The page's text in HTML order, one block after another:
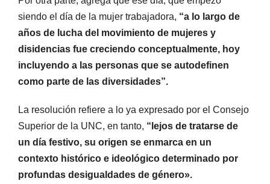
siendo el día de la mujer trabajadora, “a lo largo de
años de lucha del movimiento de mujeres y
disidencias fue creciendo conceptualmente, hoy
incluyendo a las personas que se autodefinen
como parte de las diversidades”.
La resolución refiere a lo ya expresado por el Consejo
Superior de la UNC, en tanto, “lejos de tratarse de
un día festivo, su origen se enmarca en un
contexto histórico e ideológico determinado por
profundas desigualdades de género».